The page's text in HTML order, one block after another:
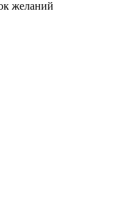
желаний